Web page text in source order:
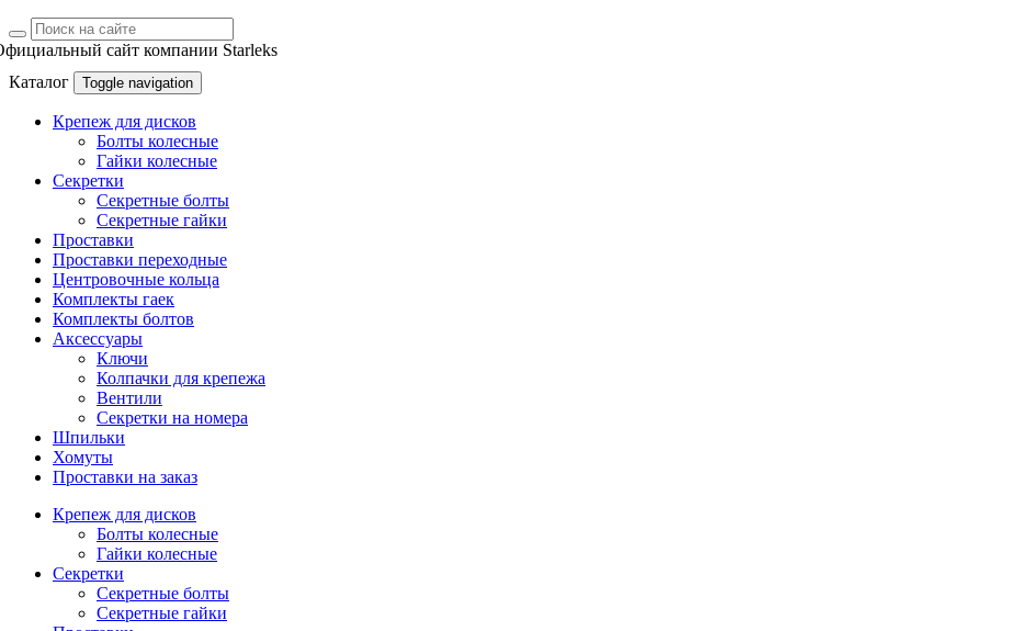
сайт компании Starleks
Каталог
Toggle navigation
Крепеж для дисков
Болты колесные
Гайки колесные
Секретки
Секретные болты
Секретные гайки
Проставки
Проставки переходные
Центровочные кольца
Комплекты гаек
Комплекты болтов
Аксессуары
Ключи
Колпачки для крепежа
Вентили
Секретки на номера
Шпильки
Хомуты
Проставки на заказ
Крепеж для дисков
Болты колесные
Гайки колесные
Секретки
Секретные болты
Секретные гайки